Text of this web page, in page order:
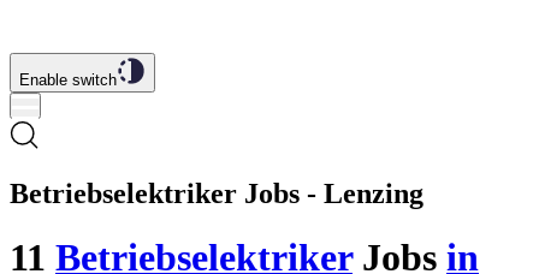
Enable switch
Betriebselektriker Jobs - Lenzing
11 BetriebselektrikerJobs in